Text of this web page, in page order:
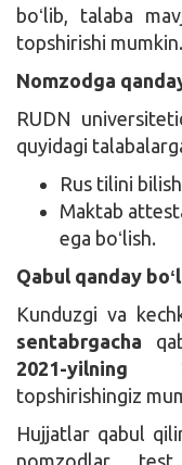
boʻlib, talaba
topshirishi mumkin.
Nomzodga
RUDN
quyidagi
Rus tilini
Maktab
ega boʻlish.
Qabul qanday
Kunduzgi va
sentabrgacha
2021-yilning
topshirishingiz
Hujjatlar qabul
nomzodlar